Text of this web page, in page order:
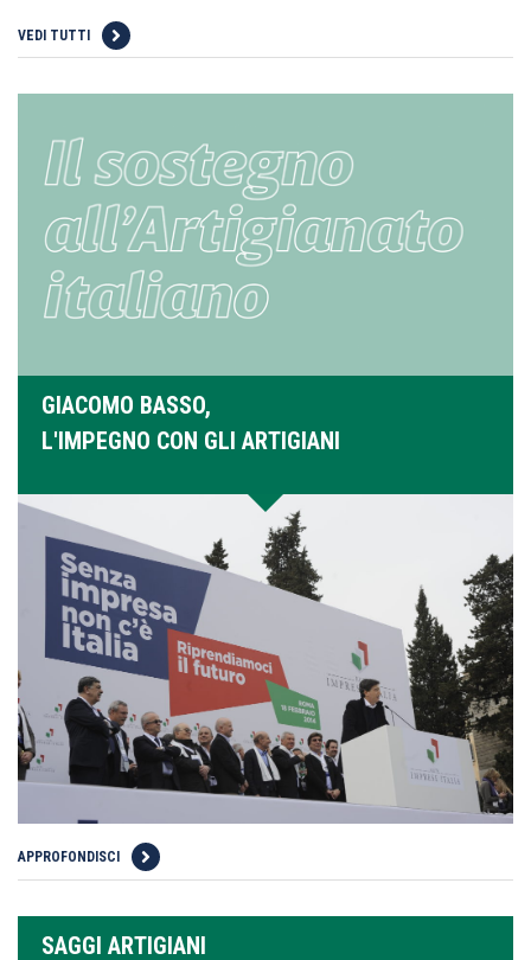
VEDI TUTTI
GIACOMO BASSO,
L'IMPEGNO CON GLI ARTIGIANI
APPROFONDISCI
SAGGI ARTIGIANI